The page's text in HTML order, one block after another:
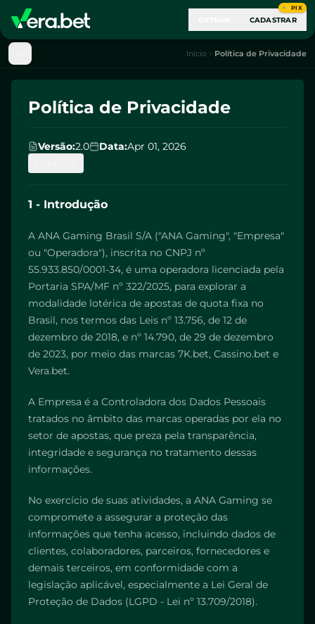
CADASTRAR
PIX
Início Política de Privacidade
Política de Privacidade
Versão:2.0 Data:Apr 01, 2026
1 - Introdução
A ANA Gaming Brasil S/A ("ANA Gaming", "Empresa"
ou "Operadora"), inscrita no CNPJ nº
55.933.850/0001-34, é uma operadora licenciada pela
Portaria SPA/MF nº 322/2025, para explorar a
modalidade lotérica de apostas de quota fixa no
Brasil, nos termos das Leis nº 13.756, de 12 de
dezembro de 2018, e nº 14.790, de 29 de dezembro
de 2023, por meio das marcas 7K.bet, Cassino.bet e
Vera.bet.
A Empresa é a Controladora dos Dados Pessoais
tratados no âmbito das marcas operadas por ela no
setor de apostas, que preza pela transparência,
integridade e segurança no tratamento dessas
informações.
No exercício de suas atividades, a ANA Gaming se
compromete a assegurar a proteção das
informações que tenha acesso, incluindo dados de
clientes, colaboradores, parceiros, fornecedores e
demais terceiros, em conformidade com a
legislação aplicável, especialmente a Lei Geral de
Proteção de Dados (LGPD - Lei nº 13.709/2018).